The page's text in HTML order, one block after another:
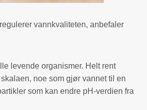
vannkvaliteten, anbefaler
levende organismer. Helt rent
noe som gjør vannet til en
som kan endre pH-verdien fra